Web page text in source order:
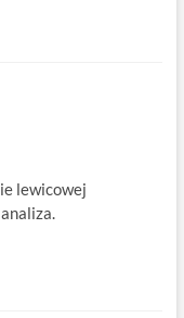
lewicowej